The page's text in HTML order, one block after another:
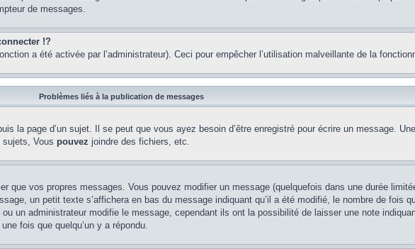
de messages.
!?
a été activée par l’administrateur). Ceci pour empêcher l’utilisation malveillante de la
Problèmes liés à la publication de messages
la page d’un sujet. Il se peut que vous ayez besoin d’être enregistré pour écrire un message.
sujets, Vous pouvez joindre des fichiers, etc.
que vos propres messages. Vous pouvez modifier un message (quelquefois dans une durée
un petit texte s’affichera en bas du message indiquant qu’il a été modifié, le nombre de fois
un administrateur modifie le message, cependant ils ont la possibilité de laisser une note
fois que quelqu’un y a répondu.